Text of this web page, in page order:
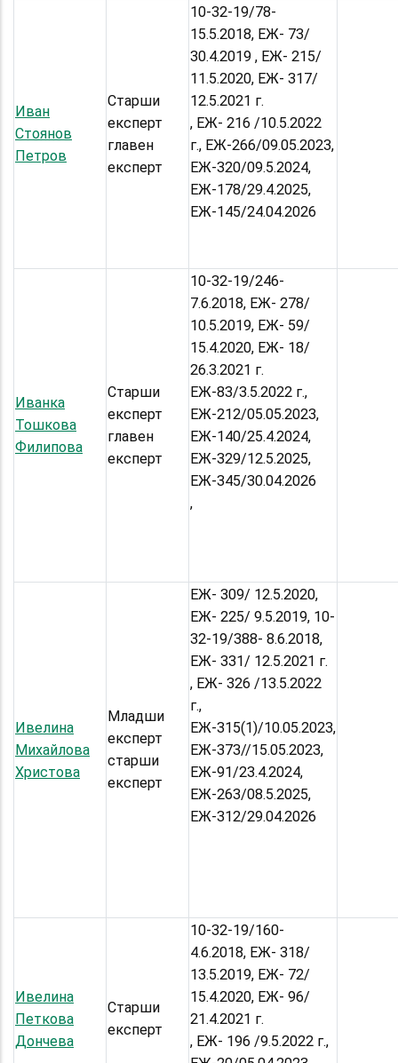
Иван
Стоянов
Петров
Старши
експерт
главен
експерт
10-32-19/78-
15.5.2018, ЕЖ- 73/
30.4.2019 , ЕЖ- 215/
11.5.2020, ЕЖ- 317/
12.5.2021 г.
, ЕЖ- 216 /10.5.2022
г., ЕЖ-266/09.05.2023,
ЕЖ-320/09.5.2024,
ЕЖ-178/29.4.2025,
ЕЖ-145/24.04.2026
Иванка
Тошкова
Филипова
Старши
експерт
главен
експерт
10-32-19/246-
7.6.2018, ЕЖ- 278/
10.5.2019, ЕЖ- 59/
15.4.2020, ЕЖ- 18/
26.3.2021 г.
ЕЖ-83/3.5.2022 г.,
ЕЖ-212/05.05.2023,
ЕЖ-140/25.4.2024,
ЕЖ-329/12.5.2025,
ЕЖ-345/30.04.2026
,
Ивелина
Михайлова
Христова
Младши
експерт
старши
експерт
ЕЖ- 309/ 12.5.2020,
ЕЖ- 225/ 9.5.2019, 10-
32-19/388- 8.6.2018,
ЕЖ- 331/ 12.5.2021 г.
, ЕЖ- 326 /13.5.2022
г.,
ЕЖ-315(1)/10.05.2023,
ЕЖ-373//15.05.2023,
ЕЖ-91/23.4.2024,
ЕЖ-263/08.5.2025,
ЕЖ-312/29.04.2026
Ивелина
Петкова
Дончева
Старши
експерт
10-32-19/160-
4.6.2018, ЕЖ- 318/
13.5.2019, ЕЖ- 72/
15.4.2020, ЕЖ- 96/
21.4.2021 г.
, ЕЖ- 196 /9.5.2022 г.,